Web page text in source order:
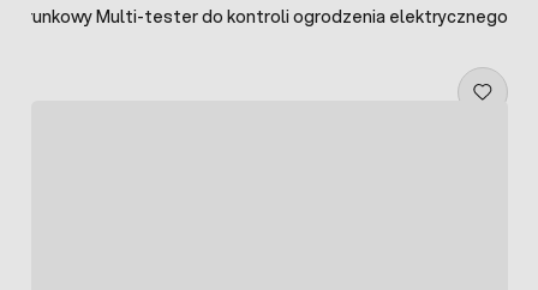
Kierunkowy Multi-tester do kontroli ogrodzenia elektrycznego